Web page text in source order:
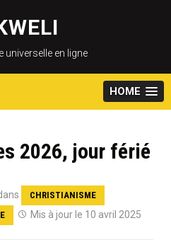
content
universelle en ligne
HOME
2026, jour férié
CHRISTIANISME
Mis à jour le 10 avril 2025